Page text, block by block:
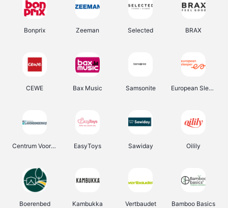
Bonprix Zeeman Selected BRAX
CEWE Bax Music Samsonite European Sleeper
Centrum Voor Avondonderwijs EasyToys Sawiday Oilily
Boerenbed Kambukka Vertbaudet Bamboo Basics